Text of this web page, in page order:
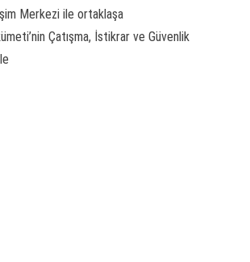
Merkezi ile ortaklaşa
Çatışma, İstikrar ve Güvenlik